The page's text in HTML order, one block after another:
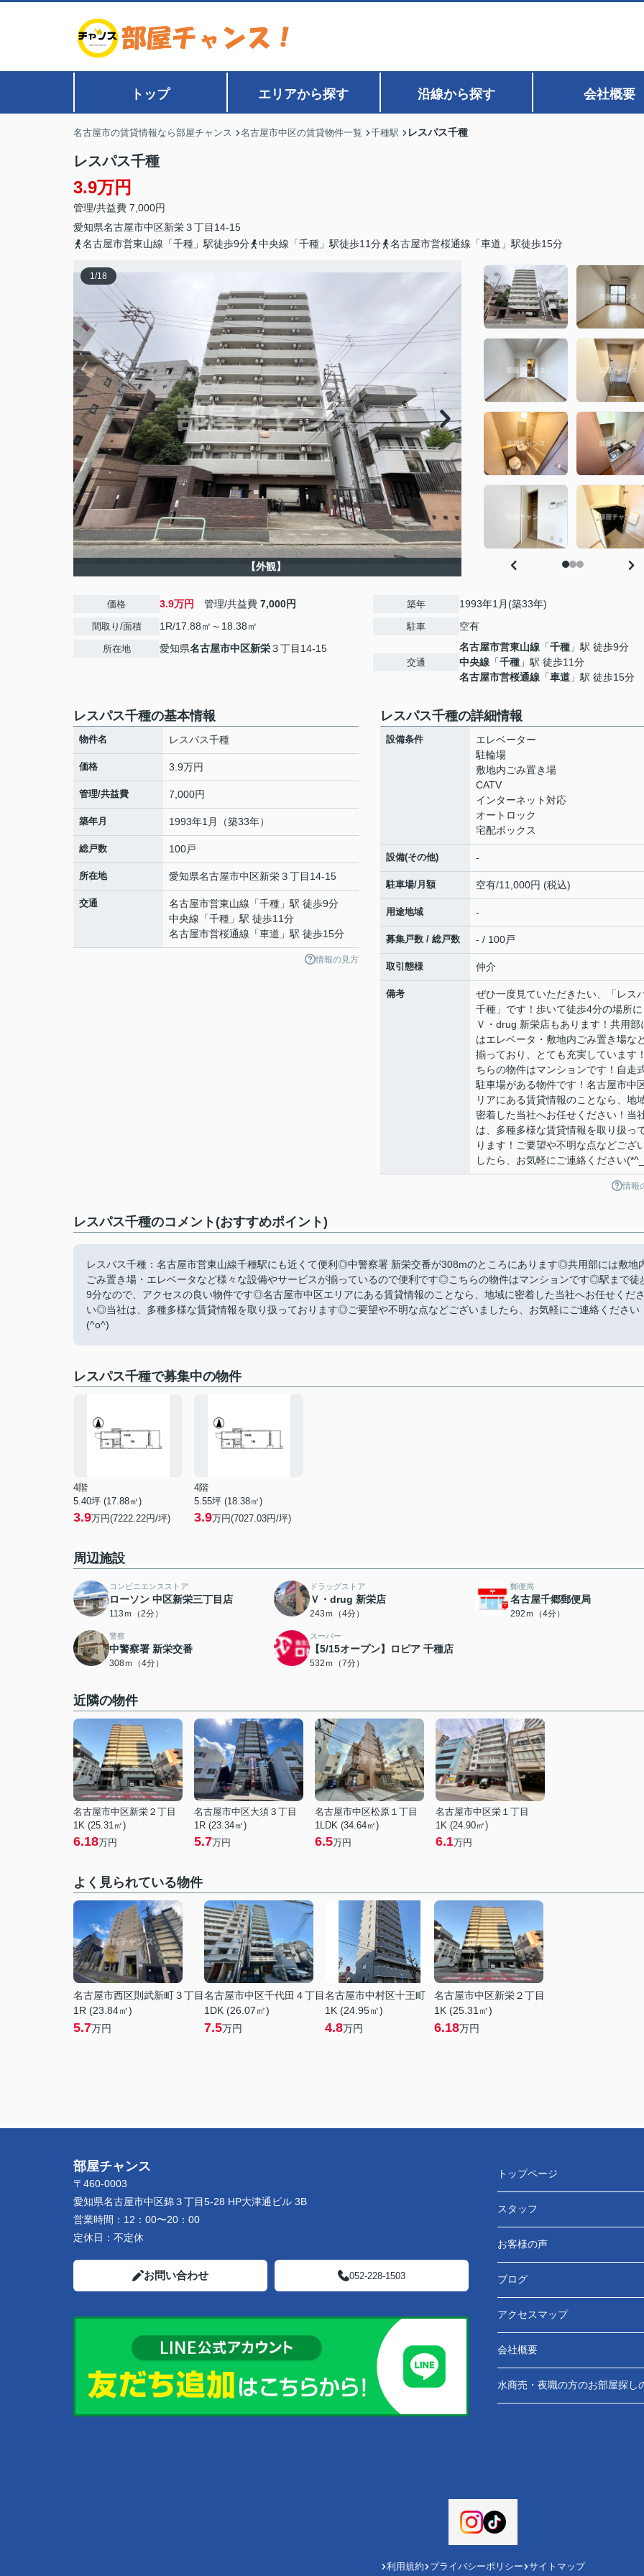
トップ エリアから探す 沿線から探す 会社概要
名古屋市の賃貸情報なら部屋チャンス 名古屋市中区の賃貸物件一覧 千種駅 レスパス千種
レスパス千種
3.9万円
管理/共益費 7,000円
愛知県名古屋市中区新栄３丁目14-15
名古屋市営東山線「千種」駅徒歩9分
中央線「千種」駅徒歩11分 名古屋市営桜通線「車道」駅徒歩15分
1/18
【外観】
価格 3.9万円 管理/共益費 7,000円
間取り/面積 1R/17.88㎡～18.38㎡
所在地 愛知県名古屋市中区新栄３丁目14-15
築年 1993年1月(築33年)
駐車 空有
交通
名古屋市営東山線 「千種 」駅 徒歩9分
中央線 「千種 」駅 徒歩11分
名古屋市営桜通線 「車道 」駅 徒歩15分
レスパス千種の基本情報
物件名 レスパス千種
価格 3.9万円
管理/共益費 7,000円
築年月 1993年1月（築33年）
総戸数 100戸
所在地 愛知県名古屋市中区新栄３丁目14-15
交通 名古屋市営東山線 「千種 」駅 徒歩9分
中央線 「千種 」駅 徒歩11分
名古屋市営桜通線 「車道 」駅 徒歩15分
情報の見方
レスパス千種の詳細情報
設備条件
エレベーター
駐輪場
敷地内ごみ置き場
CATV
インターネット対応
オートロック
宅配ボックス
設備(その他) -
駐車場/月額 空有/11,000円 (税込)
用途地域 -
募集戸数 / 総戸数 - / 100戸
取引態様 仲介
備考
ぜひ一度見ていただきたい、「レス
千種」です！歩いて徒歩4分の場所に
Ｖ・drug 新栄店もあります！共用部
はエレベータ・敷地内ごみ置き場な
揃っており、とても充実しています
ちらの物件はマンションです！自走
駐車場がある物件です！名古屋市中
リアにある賃貸情報のことなら、地
密着した当社へお任せください！当
は、多種多様な賃貸情報を取り扱っ
ります！ご要望や不明な点などござ
したら、お気軽にご連絡ください
情報
レスパス千種のコメント(おすすめポイント)
レスパス千種：名古屋市営東山線千種駅にも近くて便利◎中警察署 新栄交番が308mのところにあります◎共用部には敷地
ごみ置き場・エレベータなど様々な設備やサービスが揃っているので便利です◎こちらの物件はマンションです◎駅まで徒
9分なので、アクセスの良い物件です◎名古屋市中区エリアにある賃貸情報のことなら、地域に密着した当社へお任せくだ
い◎当社は、多種多様な賃貸情報を取り扱っております◎ご要望や不明な点などございましたら、お気軽にご連絡ください
(^o^)
レスパス千種で募集中の物件
4階
5.40坪 (17.88㎡)
3.9万円(7222.22円/坪)
4階
5.55坪 (18.38㎡)
3.9万円(7027.03円/坪)
周辺施設
コンビニエンスストア
ローソン 中区新栄三丁目店
113ｍ（2分）
ドラッグストア
Ｖ・drug 新栄店
243ｍ（4分）
郵便局
名古屋千郷郵便局
292ｍ（4分）
警察
中警察署 新栄交番
308ｍ（4分）
スーパー
【5/15オープン】ロピア 千種店
532ｍ（7分）
近隣の物件
名古屋市中区新栄２丁目
1K (25.31㎡)
6.18万円
名古屋市中区大須３丁目
1R (23.34㎡)
5.7万円
名古屋市中区松原１丁目
1LDK (34.64㎡)
6.5万円
名古屋市中区栄１丁目
1K (24.90㎡)
6.1万円
よく見られている物件
名古屋市西区則武新町３丁目
1R (23.84㎡)
5.7万円
名古屋市中区千代田４丁目
1DK (26.07㎡)
7.5万円
名古屋市中村区十王町
1K (24.95㎡)
4.8万円
名古屋市中区新栄２丁目
1K (25.31㎡)
6.18万円
部屋チャンス
〒460-0003
愛知県名古屋市中区錦３丁目5-28 HP大津通ビル 3B
営業時間： 12：00〜20：00
定休日： 不定休
お問い合わせ 052-228-1503
トップページ
スタッフ
お客様の声
ブログ
アクセスマップ
会社概要
水商売・夜職の方のお部屋探し
利用規約 プライバシーポリシー サイトマップ